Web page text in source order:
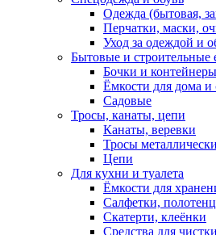
Одежда (бытовая,
Перчатки, маски,
Уход за одеждой и
Бытовые и строительные
Бочки и контейнеры
Ёмкости для дома и
Садовые
Тросы, канаты, цепи
Канаты, веревки
Тросы
Цепи
Для кухни и туалета
Ёмкости для
Салфетки,
Скатерти, клеёнки
Средства для